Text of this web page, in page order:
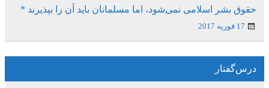
حقوق بشر اسلامی نمی‌شود، اما مسلمانان باید آن را بپذیرند *
17 فوریه 2017
درس‌گفتار